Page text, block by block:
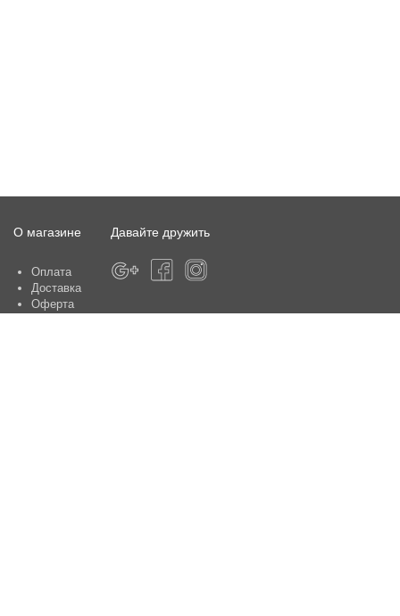
О магазине
Оплата
Доставка
Оферта
Давайте дружить